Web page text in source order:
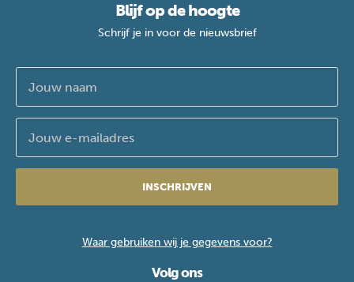
Blijf op de hoogte
Schrijf je in voor de nieuwsbrief
INSCHRIJVEN
Waar gebruiken wij je gegevens voor?
Volg ons